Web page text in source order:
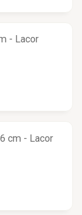
- Lacor
cm - Lacor